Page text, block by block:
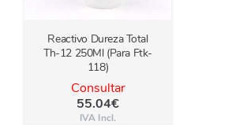
Reactivo Dureza Total
Th-12 250Ml (Para Ftk-
118)
Consultar
55.04€
IVA Incl.